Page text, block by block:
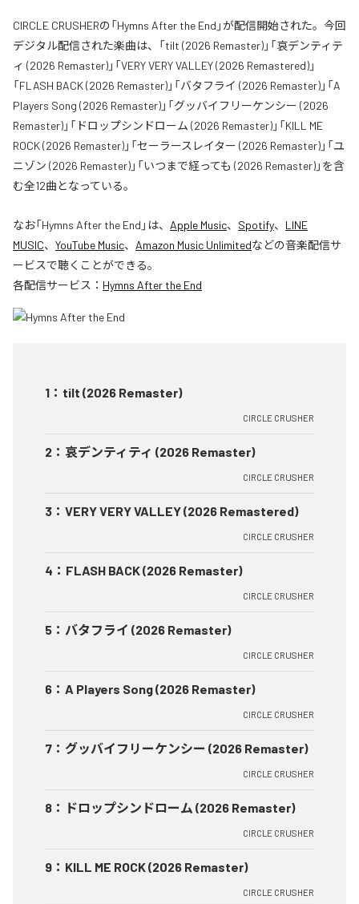
CIRCLE CRUSHERの「Hymns After the End」が配信開始された。今回
デジタル配信された楽曲は、「tilt (2026 Remaster)」「哀デンティテ
ィ (2026 Remaster)」「VERY VERY VALLEY (2026 Remastered)」
「FLASH BACK (2026 Remaster)」「バタフライ (2026 Remaster)」「A
Players Song (2026 Remaster)」「グッバイフリーケンシー (2026
Remaster)」「ドロップシンドローム (2026 Remaster)」「KILL ME
ROCK (2026 Remaster)」「セーラースレイター (2026 Remaster)」「ユ
ニゾン (2026 Remaster)」「いつまで経っても (2026 Remaster)」を含
む全12曲となっている。
なお「Hymns After the End 」は、 Apple Music、 Spotify、 LINE
MUSIC、 YouTube Music、 Amazon Music Unlimitedなどの音楽配信サ
ービスで聴くことができる。
各配信サービス： Hymns After the End
1 ： tilt (2026 Remaster)
CIRCLE CRUSHER
2 ： 哀デンティティ (2026 Remaster)
CIRCLE CRUSHER
3 ： VERY VERY VALLEY (2026 Remastered)
CIRCLE CRUSHER
4 ： FLASH BACK (2026 Remaster)
CIRCLE CRUSHER
5 ： バタフライ (2026 Remaster)
CIRCLE CRUSHER
6 ： A Players Song (2026 Remaster)
CIRCLE CRUSHER
7 ： グッバイフリーケンシー (2026 Remaster)
CIRCLE CRUSHER
8 ： ドロップシンドローム (2026 Remaster)
CIRCLE CRUSHER
9 ： KILL ME ROCK (2026 Remaster)
CIRCLE CRUSHER